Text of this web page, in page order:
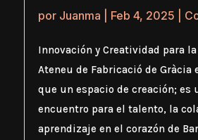
por Juanma Feb 4, 2025
Innovación y Creatividad para
Ateneu de Fabricació de Gràcia
que un espacio de creación; es
encuentro para el talento, la
aprendizaje en el corazón de